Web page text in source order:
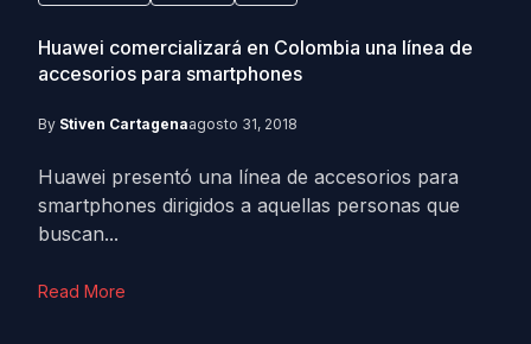
Huawei comercializará en Colombia una línea de
accesorios para smartphones
By Stiven Cartagenaagosto 31, 2018
Huawei presentó una línea de accesorios para
smartphones dirigidos a aquellas personas que
buscan...
Read More